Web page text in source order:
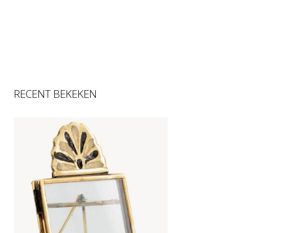
RECENT BEKEKEN